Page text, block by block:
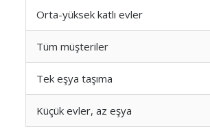
Orta-yüksek katlı evler
Tüm müşteriler
Tek eşya taşıma
Küçük evler, az eşya